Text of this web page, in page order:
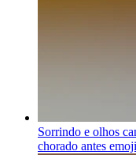
Sorrindo e olhos
chorado antes emoji